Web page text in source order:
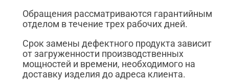
Обращения рассматриваются гарантийным
отделом в течение трех рабочих дней.
Срок замены дефектного продукта зависит
от загруженности производственных
мощностей и времени, необходимого на
доставку изделия до адреса клиента.